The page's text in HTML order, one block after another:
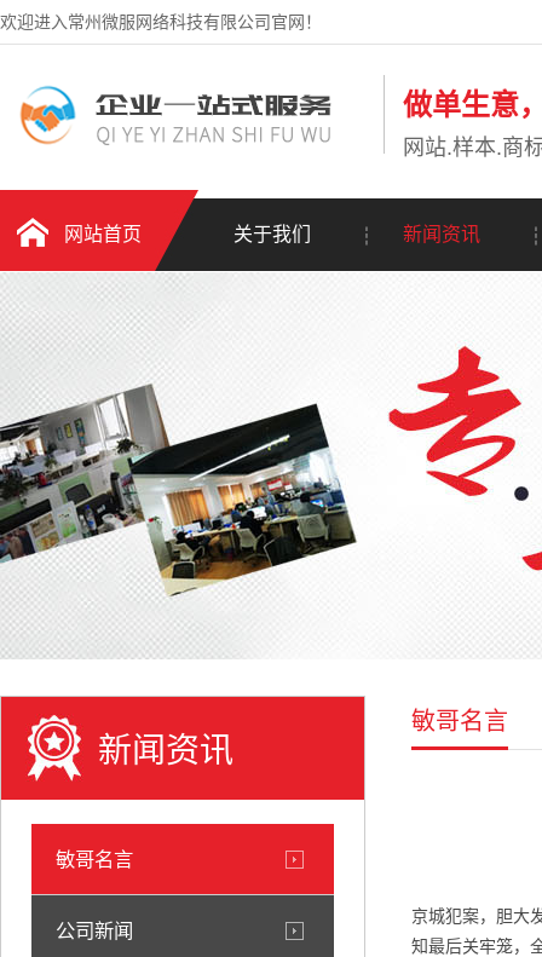
欢迎进入常州微服网络科技有限公司官网！
做单生意
网站.样本.商
网站首页 关于我们 新闻资讯
新闻资讯
敏哥名言
公司新闻
敏哥名言
京城犯案，胆大
知最后关牢笼，